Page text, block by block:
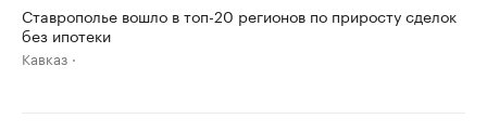
Ставрополье вошло в топ-20 регионов по приросту сделок
без ипотеки
Кавказ